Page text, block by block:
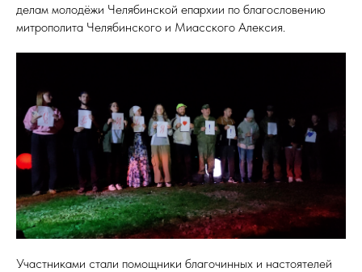
делам молодёжи Челябинской епархии по благословению
митрополита Челябинского и Миасского Алексия.
Участниками стали помощники благочинных и настоятелей